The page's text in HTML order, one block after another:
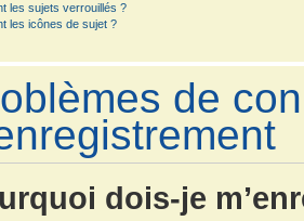
les sujets verrouillés ?
les icônes de sujet ?
de
dois-je